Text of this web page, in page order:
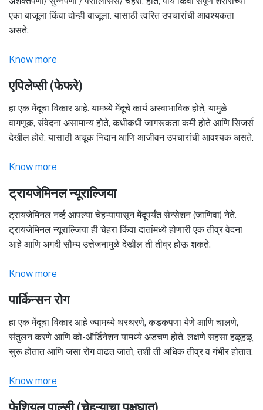
एका बाजूला किंवा दोन्ही बाजूला. यासाठी त्वरित उपचारांची आवश्यकता
असते.
Know more
एपिलेप्सी (फेफरे)
हा एक मेंदूचा विकार आहे. यामध्ये मेंदूचे कार्य अस्वाभाविक होते, यामुळे
वागणूक, संवेदना असामान्य होते, कधीकधी जागरूकता कमी होते आणि सिजर्स
देखील होते. यासाठी अचूक निदान आणि आजीवन उपचारांची आवश्यक असते.
Know more
ट्रायजेमिनल न्यूराल्जिया
ट्रायजेमिनल नर्व्ह आपल्या चेहऱ्यापासून मेंदूपर्यंत सेन्सेशन (जाणिवा) नेते.
ट्रायजेमिनल न्यूराल्जिया ही चेहरा किंवा दातांमध्ये होणारी एक तीव्र वेदना
आहे आणि अगदी सौम्य उत्तेजनामुळे देखील ती तीव्र होऊ शकते.
Know more
पार्किन्सन रोग
हा एक मेंदूचा विकार आहे ज्यामध्ये थरथरणे, कडकपणा येणे आणि चालणे,
संतुलन करणे आणि को-ऑर्डिनेशन यामध्ये अडचण होते. लक्षणे सहसा हळूहळू
सुरू होतात आणि जसा रोग वाढत जातो, तशी ती अधिक तीव्र व गंभीर होतात.
Know more